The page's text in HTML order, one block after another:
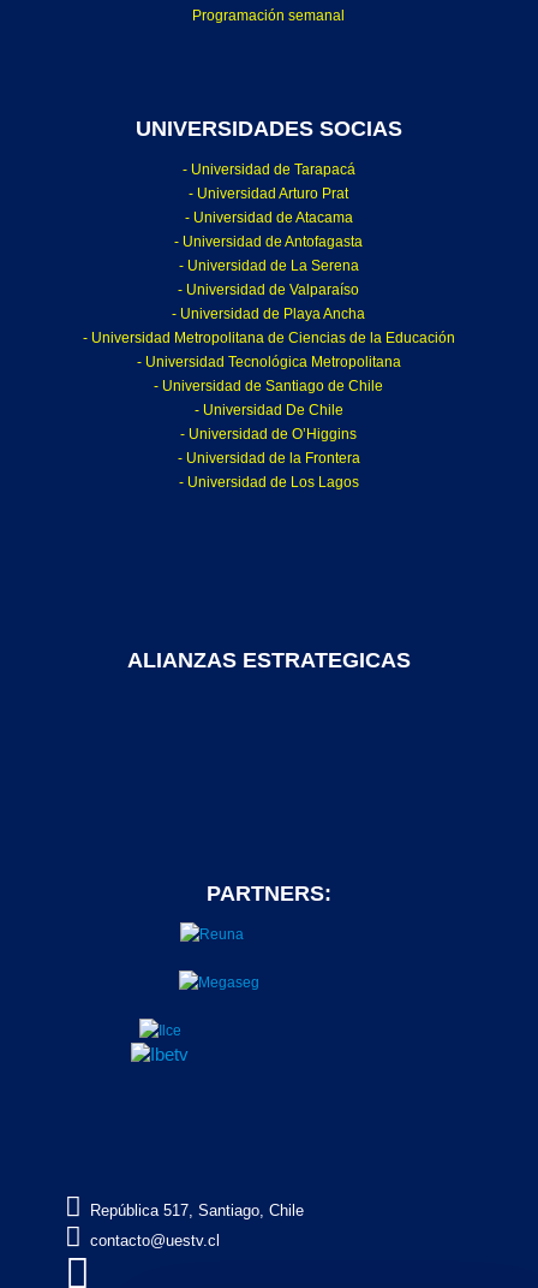
Programación semanal
UNIVERSIDADES SOCIAS
- Universidad de Tarapacá
- Universidad Arturo Prat
- Universidad de Atacama
- Universidad de Antofagasta
- Universidad de La Serena
- Universidad de Valparaíso
- Universidad de Playa Ancha
- Universidad Metropolitana de Ciencias de la Educación
- Universidad Tecnológica Metropolitana
- Universidad de Santiago de Chile
- Universidad De Chile
- Universidad de O’Higgins
- Universidad de la Frontera
- Universidad de Los Lagos
ALIANZAS ESTRATEGICAS
PARTNERS:
 República 517, Santiago, Chile
 contacto@uestv.cl
